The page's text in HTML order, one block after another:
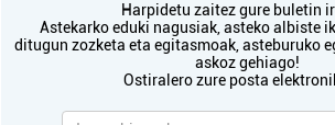
Harpidetu zaitez gure buletin
Astekarko eduki nagusiak, asteko albiste
ditugun zozketa eta egitasmoak, asteburuko
askoz gehiago!
Ostiralero zure posta